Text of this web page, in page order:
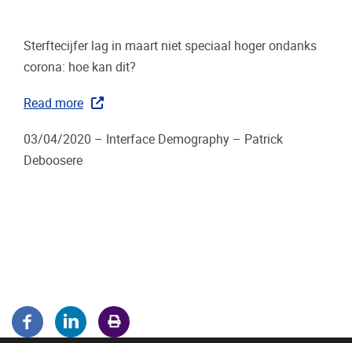
Sterftecijfer lag in maart niet speciaal hoger ondanks
corona: hoe kan dit?
Read more
03/04/2020 – Interface Demography – Patrick
Deboosere